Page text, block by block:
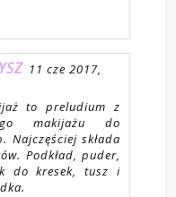
11 cze 2017,
to preludium z
makijażu do
Najczęściej składa
Podkład, puder,
do kresek, tusz i